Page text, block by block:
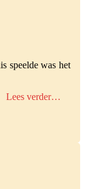
speelde was het
Lees verder…